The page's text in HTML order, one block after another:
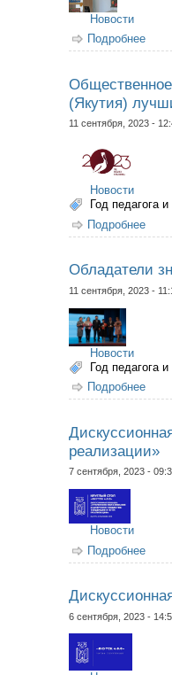
Новости
Подробнее
(Якутия)
11 сентября, 2023 -
Новости
Год педагога
Подробнее
Обладатели
11 сентября, 2023 -
Новости
Год педагога
Подробнее
реализации»
7 сентября, 2023 -
Новости
Подробнее
6 сентября, 2023 -